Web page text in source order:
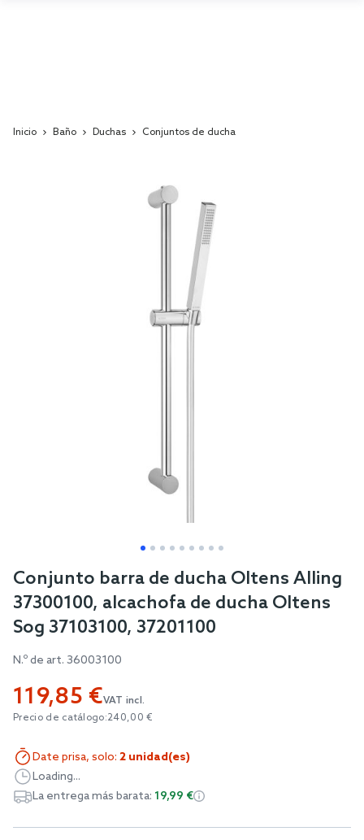
Inicio Baño Duchas Conjuntos de ducha
Skip
to
beginning
of
images
gallery
Conjunto barra de ducha Oltens Alling
37300100, alcachofa de ducha Oltens
Sog 37103100, 37201100
N.º de art. 36003100
119,85 €VAT incl.
Precio de catálogo:240,00 €
Date prisa, solo: 2 unidad(es)
Loading...
La entrega más barata: 19,99 €